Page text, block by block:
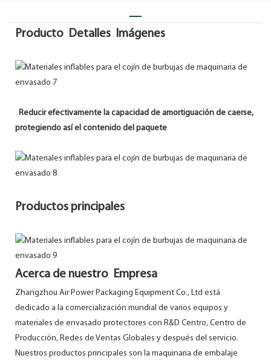
Producto Detalles Imágenes
Reducir efectivamente la capacidad de amortiguación de caerse,
protegiendo así el contenido del paquete
Productos principales
Acerca de nuestro Empresa
Zhangzhou Air Power Packaging Equipment Co., Ltd está
dedicado a la comercialización mundial de varios equipos y
materiales de envasado protectores con R&D Centro, Centro de
Producción, Redes de Ventas Globales y después del servicio.
Nuestros productos principales son la maquinaria de embalaje